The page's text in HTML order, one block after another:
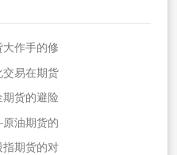
作手的修
易在期货
货的避险
油期货的
期货的对